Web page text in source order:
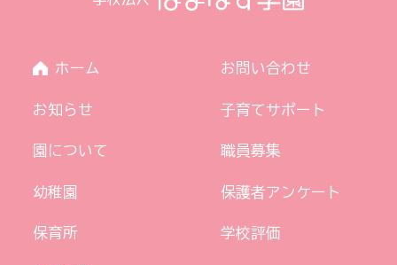
ホーム
お知らせ
園について
幼稚園
保育所
お問い合わせ
子育てサポート
職員募集
保護者アンケート
学校評価